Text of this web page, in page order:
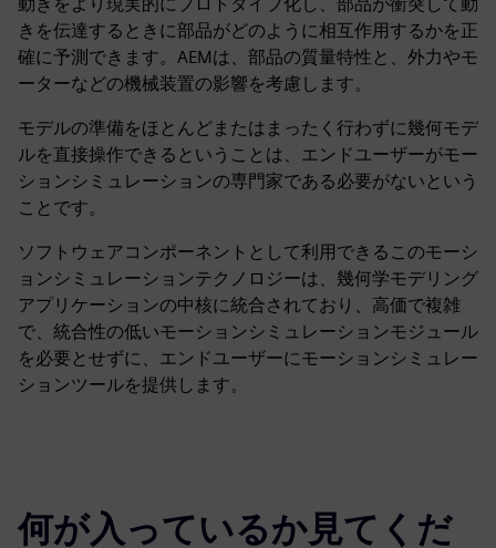
きを伝達するときに部品がどのように相互作用するかを正
確に予測できます。AEMは、部品の質量特性と、外力やモ
ーターなどの機械装置の影響を考慮します。
モデルの準備をほとんどまたはまったく行わずに幾何モデ
ルを直接操作できるということは、エンドユーザーがモー
ションシミュレーションの専門家である必要がないという
ことです。
ソフトウェアコンポーネントとして利用できるこのモーシ
ョンシミュレーションテクノロジーは、幾何学モデリング
アプリケーションの中核に統合されており、高価で複雑
で、統合性の低いモーションシミュレーションモジュール
を必要とせずに、エンドユーザーにモーションシミュレー
ションツールを提供します。
何が入っているか見てくだ